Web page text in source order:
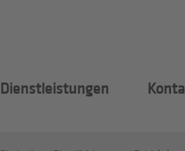
Dienstleistungen